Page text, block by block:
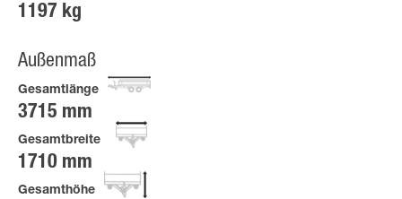
1197 kg
Außenmaß
Gesamtlänge
3715 mm
Gesamtbreite
1710 mm
Gesamthöhe